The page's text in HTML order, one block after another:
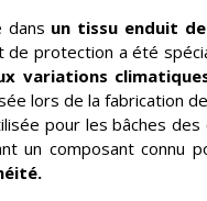
dans un tissu enduit de
protection a été
variations
lors de la fabrication
pour les bâches
un composant connu